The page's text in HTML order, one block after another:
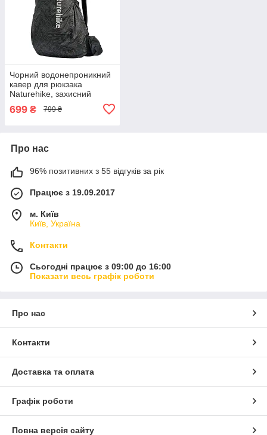
Чорний водонепроникний
кавер для рюкзака
Naturehike, захисний
розмір L
699 ₴ 799 ₴
Про нас
96% позитивних з 55 відгуків за рік
Працює з 19.09.2017
м. Київ
Київ, Україна
Контакти
Сьогодні працює з 09:00 до 16:00
Показати весь графік роботи
Про нас
Контакти
Доставка та оплата
Графік роботи
Повна версія сайту